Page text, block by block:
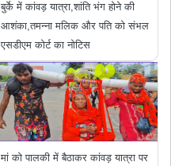
बुर्के में कांवड़ यात्रा,शांति भंग होने की
आशंका,तमन्ना मलिक और पति को संभल
एसडीएम कोर्ट का नोटिस
मां को पालकी में बैठाकर कांवड़ यात्रा पर